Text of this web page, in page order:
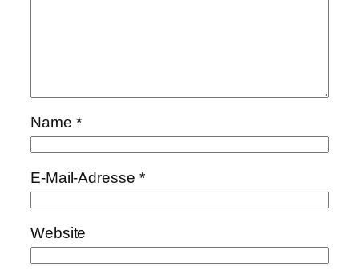
Name *
E-Mail-Adresse *
Website